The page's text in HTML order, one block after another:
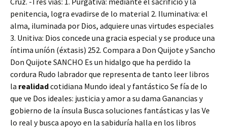
penitencia, logra evadirse de lo material 2. Iluminativa: el
alma, iluminada por Dios, adquiere unas virtudes especiales
3. Unitiva: Dios concede una gracia especial y se produce una
íntima uníón (éxtasis) 252. Compara a Don Quijote y Sancho
Don Quijote SANCHO Es un hidalgo que ha perdido la
cordura Rudo labrador que representa de tanto leer libros
la realidadcotidiana Mundo ideal y fantástico Se fía de lo
que ve Dos ideales: justicia y amor a su dama Ganancias y
gobierno de la ínsula Busca soluciones fantásticas y las Ve
lo real y busca apoyo en la sabiduría halla en los libros